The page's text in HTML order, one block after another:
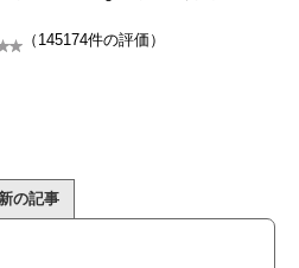
（145174件の評価）
の記事